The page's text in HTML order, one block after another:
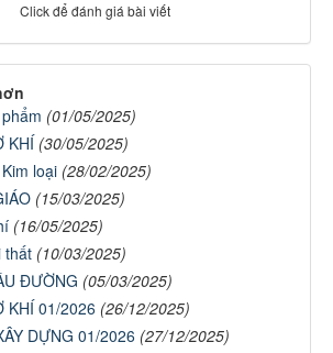
Click để đánh giá bài viết
(01/05/2025)
KHÍ (30/05/2025)
loại (28/02/2025)
(15/03/2025)
(16/05/2025)
thất (10/03/2025)
ĐƯỜNG (05/03/2025)
KHÍ 01/2026 (26/12/2025)
DỰNG 01/2026 (27/12/2025)